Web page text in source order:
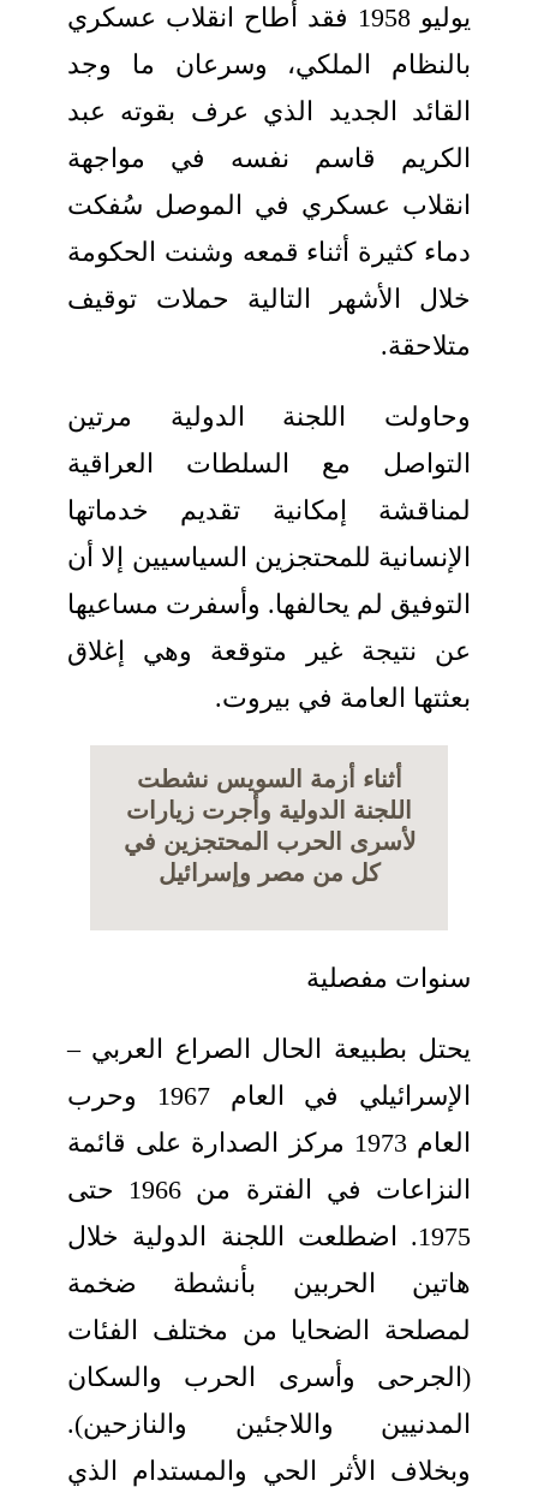
يوليو 1958
فقد أطاح انقلاب عسكري
بالنظام الملكي، وسرعان ما وجد
القائد الجديد الذي عرف بقوته عبد
الكريم قاسم نفسه في مواجهة
انقلاب عسكري في الموصل سُفكت
دماء كثيرة أثناء قمعه وشنت الحكومة
خلال الأشهر التالية حملات توقيف
متلاحقة.
وحاولت اللجنة الدولية مرتين
التواصل مع السلطات العراقية
لمناقشة إمكانية تقديم خدماتها
الإنسانية للمحتجزين السياسيين إلا أن
التوفيق لم يحالفها. وأسفرت مساعيها
عن نتيجة غير متوقعة وهي إغلاق
بعثتها العامة في بيروت.
أثناء أزمة السويس نشطت
اللجنة الدولية وأجرت زيارات
لأسرى الحرب المحتجزين في
كل من مصر وإسرائيل
سنوات مفصلية
يحتل بطبيعة الحال الصراع العربي –
الإسرائيلي في العام 1967 وحرب
العام 1973 مركز الصدارة على قائمة
النزاعات في الفترة من 1966 حتى
1975. اضطلعت اللجنة الدولية خلال
هاتين الحربين بأنشطة ضخمة
لمصلحة الضحايا من مختلف الفئات
(الجرحى وأسرى الحرب والسكان
المدنيين واللاجئين والنازحين).
وبخلاف الأثر الحي والمستدام الذي